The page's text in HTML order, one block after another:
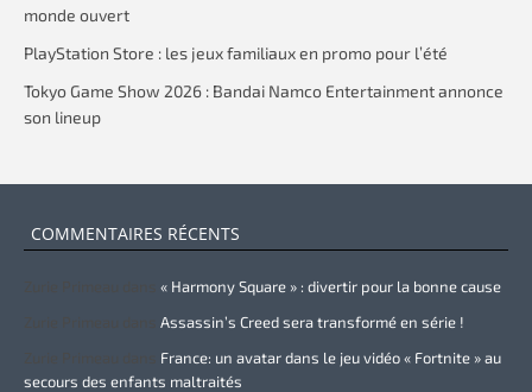
monde ouvert
PlayStation Store : les jeux familiaux en promo pour l’été
Tokyo Game Show 2026 : Bandai Namco Entertainment annonce
son lineup
COMMENTAIRES RÉCENTS
« Harmony Square » : divertir pour la bonne cause
Assassin’s Creed sera transformé en série !
France: un avatar dans le jeu vidéo « Fortnite » au
secours des enfants maltraités